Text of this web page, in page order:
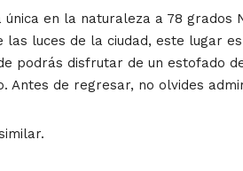
en la naturaleza a 78
luces de la ciudad, este lugar
podrás disfrutar de un estofado
Antes de regresar, no olvides